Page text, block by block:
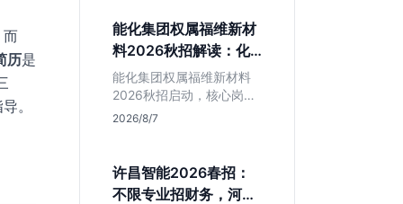
而
历是
。
技术岗需求与投递价值，
助你快速判断是否值得
投。
能化集团权属福维新材
料2026秋招解读：化
工材料生必看
能化集团权属福维新材料
2026秋招启动，核心岗位
集中在福建永安。本文解
点限制，助理工科生判断
是否值得投递。
2026/8/7
许昌智能2026春招：
不限专业招财务，河南